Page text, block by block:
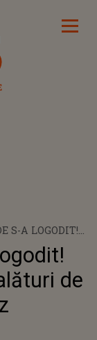
S-A LOGODIT!
2021
GOMEZ
de